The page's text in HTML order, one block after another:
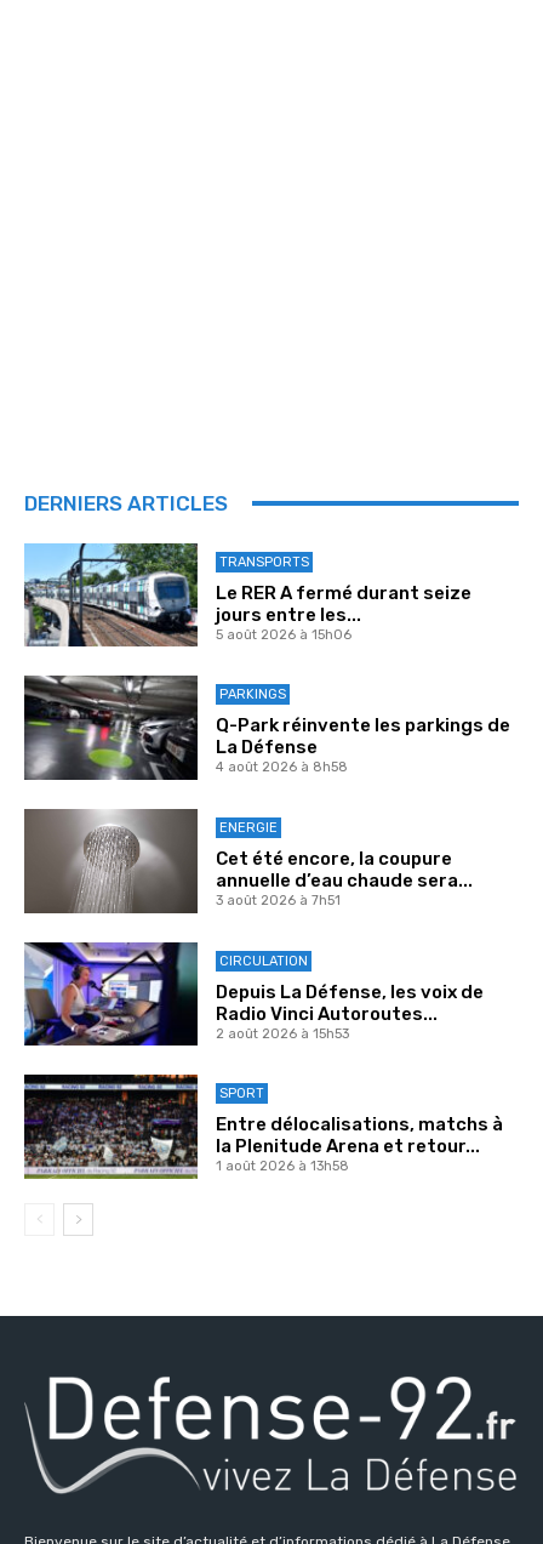
DERNIERS ARTICLES
TRANSPORTS
Le RER A fermé durant seize
jours entre les...
5 août 2026 à 15h06
PARKINGS
Q-Park réinvente les parkings de
La Défense
4 août 2026 à 8h58
ENERGIE
Cet été encore, la coupure
annuelle d’eau chaude sera...
3 août 2026 à 7h51
CIRCULATION
Depuis La Défense, les voix de
Radio Vinci Autoroutes...
2 août 2026 à 15h53
SPORT
Entre délocalisations, matchs à
la Plenitude Arena et retour...
1 août 2026 à 13h58